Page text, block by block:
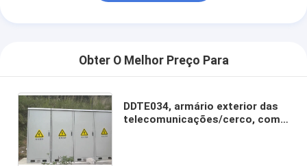
Obter O Melhor Preço Para
DDTE034, armário exterior das
telecomunicações/cerco, com